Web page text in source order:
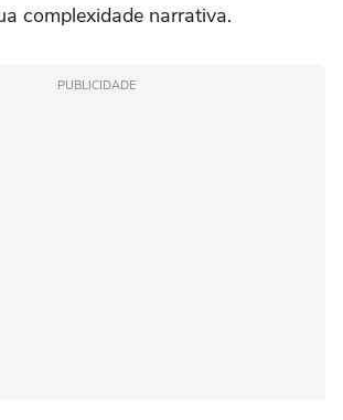
complexidade narrativa.
PUBLICIDADE